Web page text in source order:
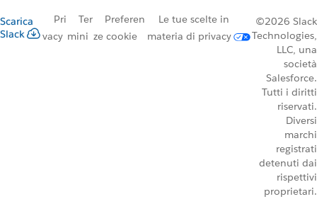
Scarica
Slack
Pri
vacy
Ter
mini
Preferen
ze cookie
Le tue scelte in
materia di privacy
©2026 Slack
Technologies,
LLC, una
società
Salesforce.
Tutti i diritti
riservati.
Diversi
marchi
registrati
detenuti dai
rispettivi
proprietari.